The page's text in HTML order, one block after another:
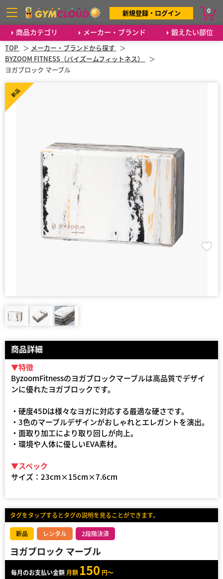
商品カテゴリ メーカー・ブランド 鍛えたい部位
新規登録・ログイン 0
TOP
メーカー・ブランドから探す
BYZOOM FITNESS（バイズームフィットネス）
ヨガブロック マーブル
新品
商品詳細
▼特徴
ByzoomFitnessのヨガブロックマーブルは高品質でデザイ
ンに優れたヨガブロックです。
・硬度45Dは様々なヨガに対応する最適な硬さです。
・3色のマーブルデザインがおしゃれとエレガントを演出。
・面取り加工により取り回しが向上。
・環境や人体に優しいEVA素材。
▼スペック
サイズ：23cm×15cm×7.6cm
タグをタップするとタグの説明を見ることができます。
新品 レンタル 2段階決済
ヨガブロック マーブル
毎月のお支払い金額 月額 150 円～